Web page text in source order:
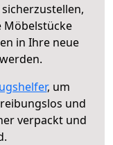
Möbelstücke
in Ihre neue
, um
und
verpackt und